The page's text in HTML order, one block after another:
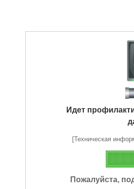
Идет
[Техническая
Пожалуйста,